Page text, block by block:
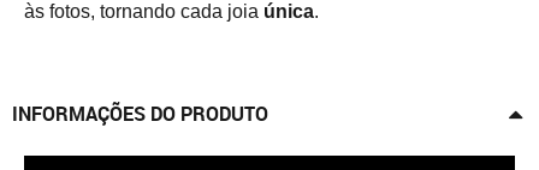
às fotos, tornando cada joia única.
INFORMAÇÕES DO PRODUTO